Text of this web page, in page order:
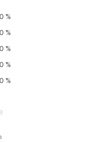
0 %
0 %
0 %
0 %
0 %